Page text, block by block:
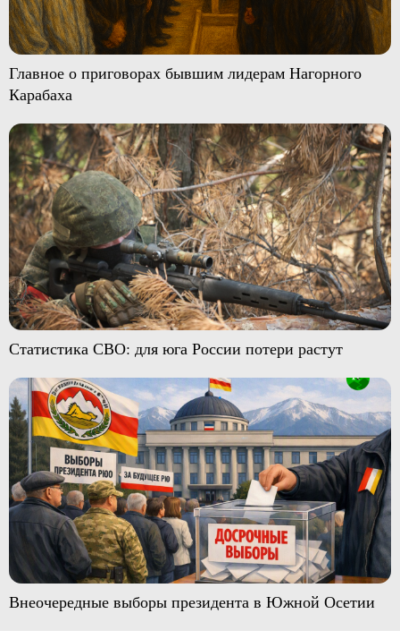
Главное о приговорах бывшим лидерам Нагорного
Карабаха
Статистика СВО: для юга России потери растут
Внеочередные выборы президента в Южной Осетии